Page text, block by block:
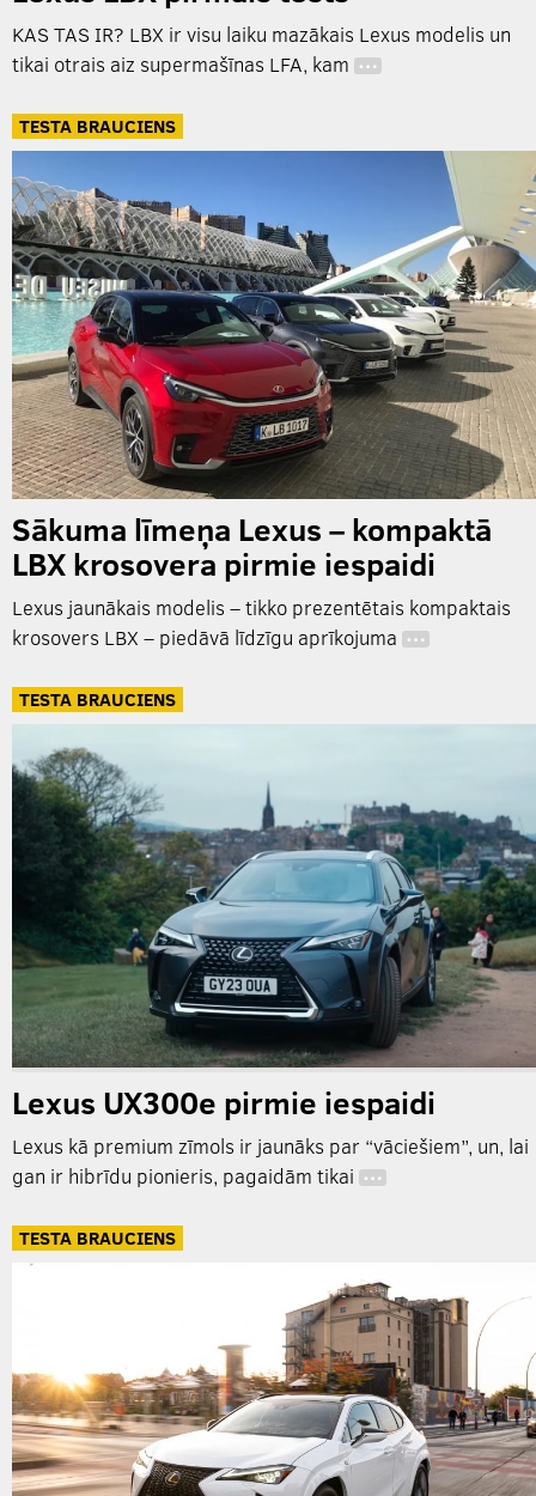
KAS TAS IR? LBX ir visu laiku mazākais Lexus modelis un
tikai otrais aiz supermašīnas LFA, kam …
TESTA BRAUCIENS
Sākuma līmeņa Lexus – kompaktā
LBX krosovera pirmie iespaidi
Lexus jaunākais modelis – tikko prezentētais kompaktais
krosovers LBX – piedāvā līdzīgu aprīkojuma …
TESTA BRAUCIENS
Lexus UX300e pirmie iespaidi
Lexus kā premium zīmols ir jaunāks par “vāciešiem”, un, lai
gan ir hibrīdu pionieris, pagaidām tikai …
TESTA BRAUCIENS